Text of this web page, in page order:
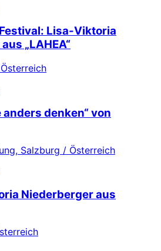
Lisa-Viktoria
„LAHEA“
denken“ von
Salzburg / Österreich
Niederberger aus